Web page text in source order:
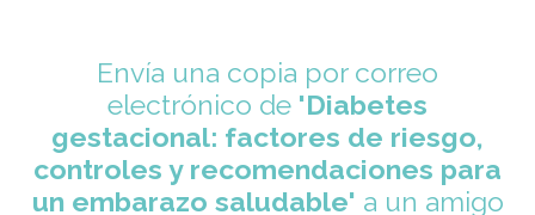
Envía una copia por correo
electrónico de 'Diabetes
gestacional: factores de riesgo,
controles y recomendaciones para
un embarazo saludable' a un amigo